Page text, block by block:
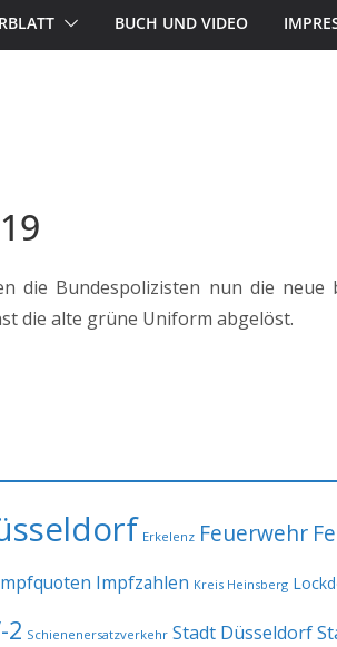
BUCH UND VIDEO
die Bundespolizisten nun die neue
die alte grüne Uniform abgelöst.
Erkelenz Feuerwehr
Impfzahlen Kreis Heinsberg
2 Schienenersatzverkehr Stadt Düsseldorf